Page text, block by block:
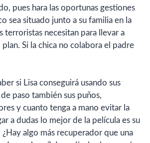
pues hara las oportunas gestiones
sea situado junto a su familia en la
terroristas necesitan para llevar a
Si la chica no colabora el padre
si Lisa conseguirá usando sus
paso también sus puños,
y cuanto tenga a mano evitar la
a dudas lo mejor de la película es su
¿Hay algo más recuperador que una